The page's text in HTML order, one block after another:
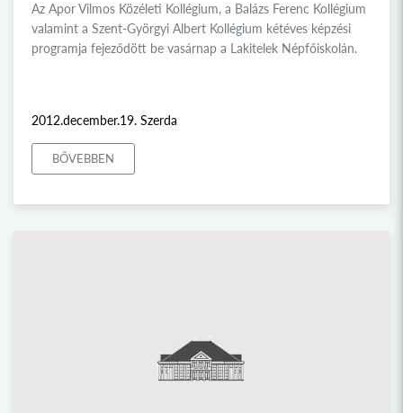
Az Apor Vilmos Közéleti Kollégium, a Balázs Ferenc Kollégium
valamint a Szent-Györgyi Albert Kollégium kétéves képzési
programja fejeződött be vasárnap a Lakitelek Népfőiskolán.
2012.december.19. Szerda
BŐVEBBEN